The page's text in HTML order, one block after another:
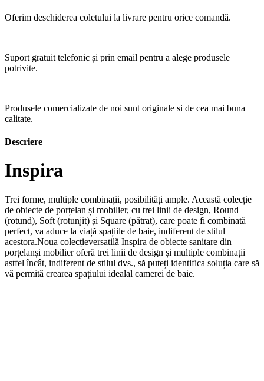
Oferim deschiderea coletului la livrare pentru orice comandă.
Suport gratuit telefonic și prin email pentru a alege produsele
potrivite.
Produsele comercializate de noi sunt originale si de cea mai buna
calitate.
Descriere
Inspira
Trei forme, multiple combinații, posibilități ample. Această colecție
de obiecte de porțelan și mobilier, cu trei linii de design, Round
(rotund), Soft (rotunjit) și Square (pătrat), care poate fi combinată
perfect, va aduce la viață spațiile de baie, indiferent de stilul
acestora.Noua colecțieversatilă Inspira de obiecte sanitare din
porțelanși mobilier oferă trei linii de design și multiple combinații
astfel încât, indiferent de stilul dvs., să puteți identifica soluția care să
vă permită crearea spațiului idealal camerei de baie.